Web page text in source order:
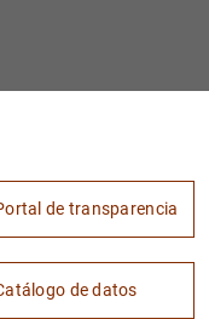
1 2
de transparencia
de datos